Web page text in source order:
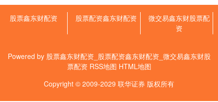
股票鑫东财配资 股票配资鑫东财配资
微交易鑫东财股票配
资
Powered by 股票鑫东财配资_股票配资鑫东财配资_微交易鑫东财股
票配资 RSS地图 HTML地图
Copyright © 2009-2029 联华证券 版权所有